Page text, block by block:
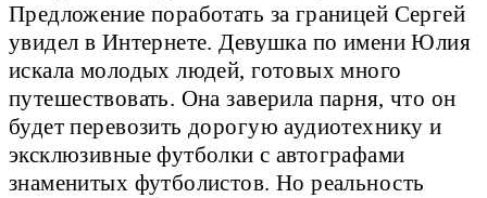
Предложение поработать за границей Сергей
увидел в Интернете. Девушка по имени Юлия
искала молодых людей, готовых много
путешествовать. Она заверила парня, что он
будет перевозить дорогую аудиотехнику и
эксклюзивные футболки с автографами
знаменитых футболистов. Но реальность